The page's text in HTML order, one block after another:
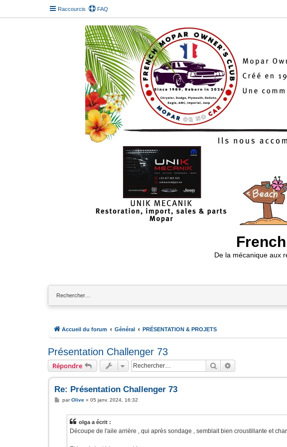
Raccourcis FAQ
De la mécanique aux
Accueil du forum Général PRÉSENTATION & PROJETS
Présentation Challenger 73
Répondre Rechercher
Re: Présentation Challenger 73
MparOlive» 05 janv. 2024, 16:32
olga a écrit :
Découpe de l'aile arrière , qui après sondage , semblait bien croustillante et